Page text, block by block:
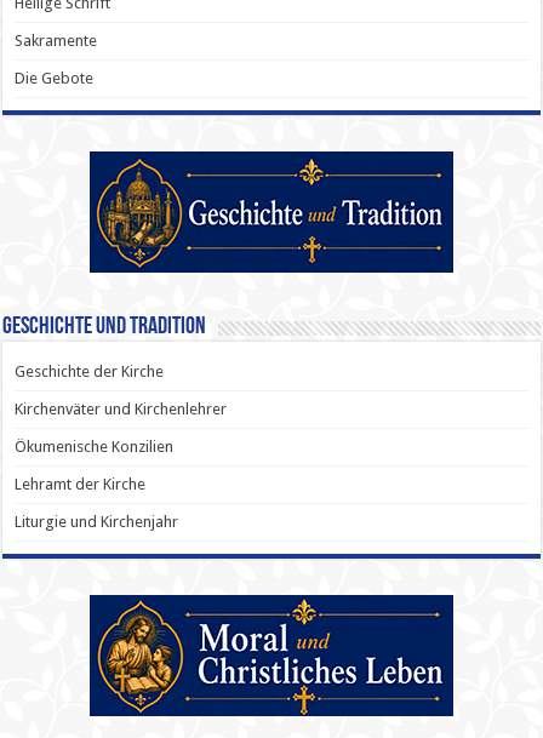
Sakramente
Die Gebote
Geschichte und Tradition
Geschichte der Kirche
Kirchenväter und Kirchenlehrer
Ökumenische Konzilien
Lehramt der Kirche
Liturgie und Kirchenjahr